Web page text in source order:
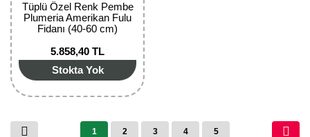
Tüplü Özel Renk Pembe
Plumeria Amerikan Fulu
Fidanı (40-60 cm)
5.858,40 TL
Stokta Yok
1 2 3 4 5